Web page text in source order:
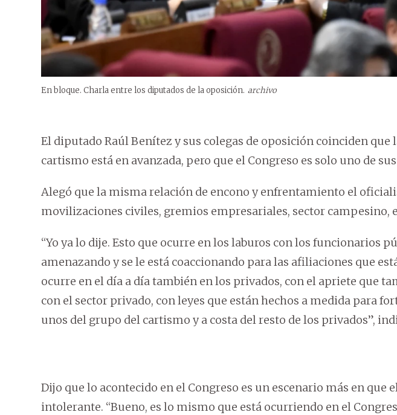
En bloque. Charla entre los diputados de la oposición. archivo
El diputado Raúl Benítez y sus colegas de oposición coinciden
cartismo está en avanzada, pero que el Congreso es solo uno de
Alegó que la misma relación de encono y enfrentamiento el
movilizaciones civiles, gremios empresariales, sector campesino,
“Yo ya lo dije. Esto que ocurre en los laburos con los funcionarios
amenazando y se le está coaccionando para las afiliaciones que
ocurre en el día a día también en los privados, con el apriete que
con el sector privado, con leyes que están hechos a medida para
unos del grupo del cartismo y a costa del resto de los privados”,
Dijo que lo acontecido en el Congreso es un escenario más en que
intolerante. “Bueno, es lo mismo que está ocurriendo en el